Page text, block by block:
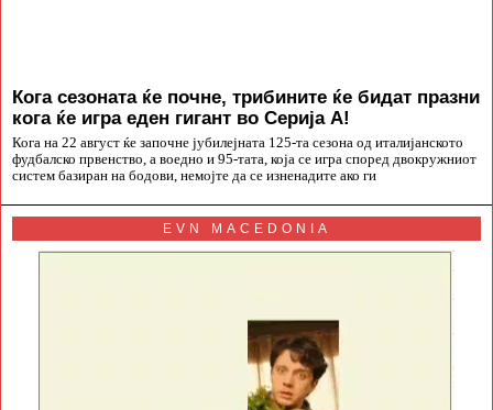
Кога сезоната ќе почне, трибините ќе бидат празни
кога ќе игра еден гигант во Серија А!
Кога на 22 август ќе започне јубилејната 125-та сезона од италијанското
фудбалско првенство, а воедно и 95-тата, која се игра според двокружниот
систем базиран на бодови, немојте да се изненадите ако ги
EVN MACEDONIA